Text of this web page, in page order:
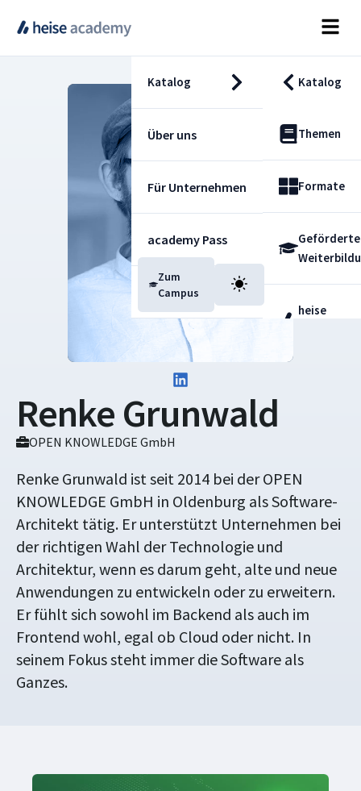
Katalog Katalog
Themen
Formate
Geförderte
heise
Über uns
Für Unternehmen
academy Pass
Blog
Zum
Campus
Renke Grunwald
OPEN KNOWLEDGE GmbH
Renke Grunwald ist seit 2014 bei der OPEN
KNOWLEDGE GmbH in Oldenburg als Software-
Architekt tätig. Er unterstützt Unternehmen bei
der richtigen Wahl der Technologie und
Architektur, wenn es darum geht, alte und neue
Anwendungen zu entwickeln oder zu erweitern.
Er fühlt sich sowohl im Backend als auch im
Frontend wohl, egal ob Cloud oder nicht. In
seinem Fokus steht immer die Software als
Ganzes.